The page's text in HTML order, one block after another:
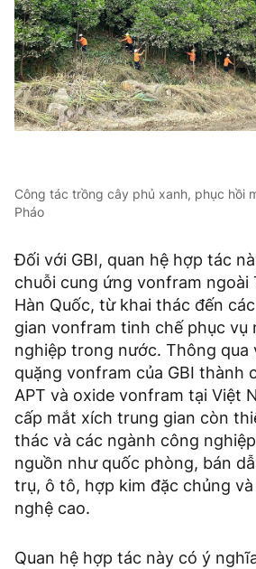
Công tác trồng cây phủ xanh, phục hồi
Pháo
Đối với GBI, quan hệ hợp tác
chuỗi cung ứng vonfram ngoài
Hàn Quốc, từ khai thác đến
gian vonfram tinh chế phục vụ
nghiệp trong nước. Thông qua
quặng vonfram của GBI thành
APT và oxide vonfram tại Việt
cấp mắt xích trung gian còn
thác và các ngành công
nguồn như quốc phòng, bán
trụ, ô tô, hợp kim đặc chủng
nghệ cao.
Quan hệ hợp tác này có ý